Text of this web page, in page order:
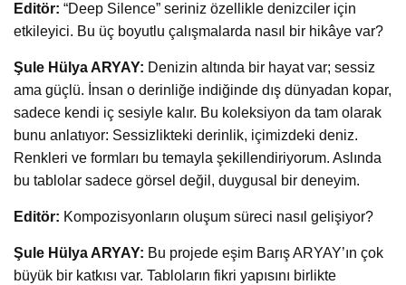
Editör: “Deep Silence” seriniz özellikle denizciler için
etkileyici. Bu üç boyutlu çalışmalarda nasıl bir hikâye var?
Şule Hülya ARYAY: Denizin altında bir hayat var; sessiz
ama güçlü. İnsan o derinliğe indiğinde dış dünyadan kopar,
sadece kendi iç sesiyle kalır. Bu koleksiyon da tam olarak
bunu anlatıyor: Sessizlikteki derinlik, içimizdeki deniz.
Renkleri ve formları bu temayla şekillendiriyorum. Aslında
bu tablolar sadece görsel değil, duygusal bir deneyim.
Editör: Kompozisyonların oluşum süreci nasıl gelişiyor?
Şule Hülya ARYAY: Bu projede eşim Barış ARYAY’ın çok
büyük bir katkısı var. Tabloların fikri yapısını birlikte